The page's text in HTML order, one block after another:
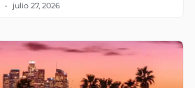
julio 27, 2026